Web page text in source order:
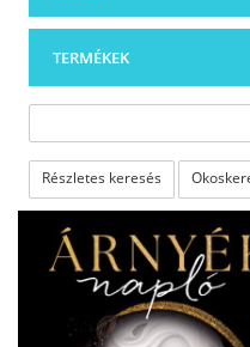
TERMÉKEK
Részletes keresés